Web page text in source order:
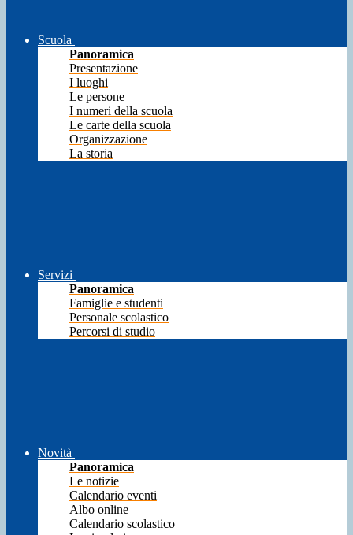
Scuola
Panoramica
Presentazione
I luoghi
Le persone
I numeri della scuola
Le carte della scuola
Organizzazione
La storia
Servizi
Panoramica
Famiglie e studenti
Personale scolastico
Percorsi di studio
Novità
Panoramica
Le notizie
Calendario eventi
Albo online
Calendario scolastico